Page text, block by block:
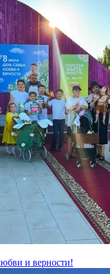
и верности!